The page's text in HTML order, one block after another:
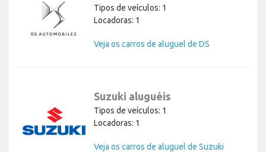
Tipos de veículos: 1
Locadoras: 1
Veja os carros de aluguel de DS
Suzuki aluguéis
Tipos de veículos: 1
Locadoras: 1
Veja os carros de aluguel de Suzuki